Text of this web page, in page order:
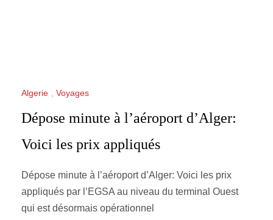
Algerie Voyages
Dépose minute à l’aéroport d’Alger:
Voici les prix appliqués
Dépose minute à l’aéroport d’Alger: Voici les prix
appliqués par l’EGSA au niveau du terminal Ouest
qui est désormais opérationnel